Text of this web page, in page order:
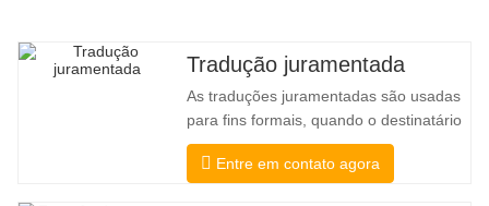
Tradução juramentada
As traduções juramentadas são usadas
para fins formais, quando o destinatário
precisa de confirmação para confirmar a
precisão e integridade da tradução. Para
Entre em contato agora